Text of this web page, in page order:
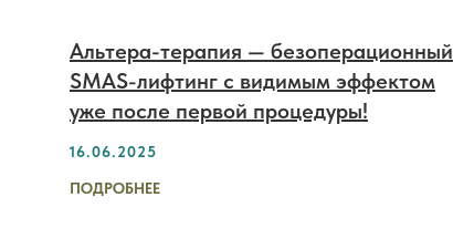
Альтера-терапия — безоперационный
SMAS-лифтинг с видимым эффектом
уже после первой процедуры!
16.06.2025
ПОДРОБНЕЕ